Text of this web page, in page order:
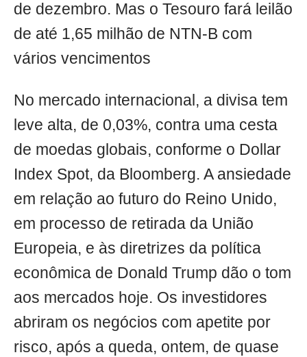
de dezembro. Mas o Tesouro fará leilão
de até 1,65 milhão de NTN-B com
vários vencimentos
No mercado internacional, a divisa tem
leve alta, de 0,03%, contra uma cesta
de moedas globais, conforme o Dollar
Index Spot, da Bloomberg. A ansiedade
em relação ao futuro do Reino Unido,
em processo de retirada da União
Europeia, e às diretrizes da política
econômica de Donald Trump dão o tom
aos mercados hoje. Os investidores
abriram os negócios com apetite por
risco, após a queda, ontem, de quase